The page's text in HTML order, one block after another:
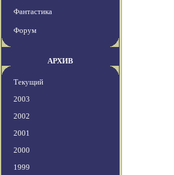
Фантастика
Форум
АРХИВ
Текущий
2003
2002
2001
2000
1999